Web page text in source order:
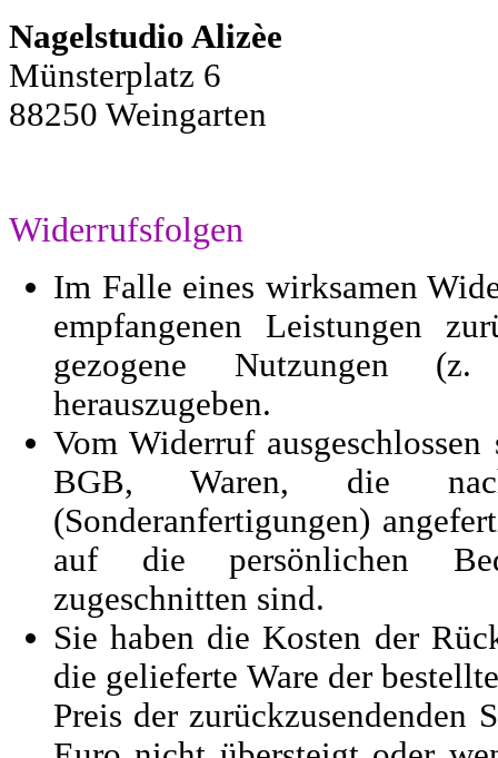
Nagelstudio Alizèe
Münsterplatz 6
88250 Weingarten
Widerrufsfolgen
Im Falle eines wirksamen
empfangenen Leistungen
gezogene Nutzungen (z.
herauszugeben.
Vom Widerruf
BGB, Waren, die nach
(Sonderanfertigungen)
auf die persönlichen
zugeschnitten sind.
Sie haben die Kosten der
die gelieferte Ware der
Preis der zurückzusendenden